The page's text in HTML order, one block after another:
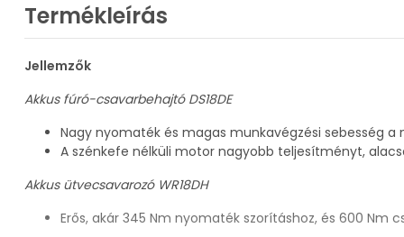
Termékleírás
Jellemzők
Akkus fúró-csavarbehajtó DS18DE
Nagy nyomaték és magas munkavégzési sebesség a
A szénkefe nélküli motor nagyobb teljesítményt,
Akkus ütvecsavarozó WR18DH
Erős, akár 345 Nm nyomaték szorításhoz, és 600